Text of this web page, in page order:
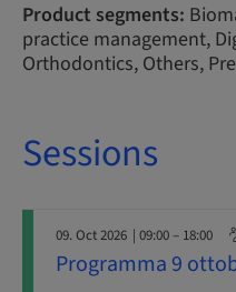
Product segments:
practice management,
Orthodontics, Others,
Sessions
09. Oct 2026 | 09:00 – 18:00
Programma 9